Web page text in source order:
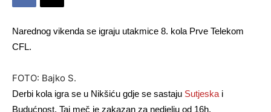
Narednog vikenda se igraju utakmice 8. kola Prve Telekom
CFL.
FOTO: Bajko S.
Derbi kola igra se u Nikšiću gdje se sastaju Sutjeska i
Budućnost. Taj meč je zakazan za nedjelju od 16h.